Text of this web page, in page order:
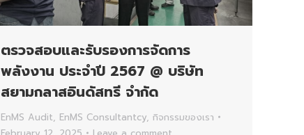
ตรวจสอบและรับรองการจัดการ
พลังงาน ประจำปี 2567 @ บริษัท
สยามกลาสอินดัสทรี จำกัด
EnMS Audit, EnMS Consultantcy, กิจกรรมของเรา